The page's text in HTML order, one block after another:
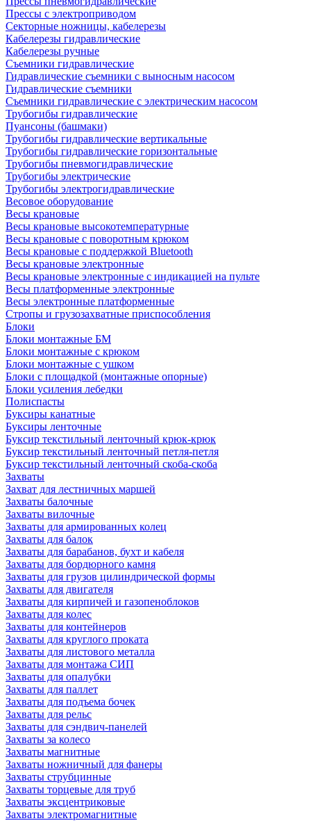
Прессы с электроприводом
Секторные ножницы, кабелерезы
Кабелерезы гидравлические
Кабелерезы ручные
Съемники гидравлические
Гидравлические cъемники с выносным насосом
Гидравлические съемники
Съемники гидравлические с электрическим насосом
Трубогибы гидравлические
Пуансоны (башмаки)
Трубогибы гидравлические вертикальные
Трубогибы гидравлические горизонтальные
Трубогибы пневмогидравлические
Трубогибы электрические
Трубогибы электрогидравлические
Весовое оборудование
Весы крановые
Весы крановые высокотемпературные
Весы крановые с поворотным крюком
Весы крановые с поддержкой Bluetooth
Весы крановые электронные
Весы крановые электронные с индикацией на пульте
Весы платформенные электронные
Весы электронные платформенные
Стропы и грузозахватные приспособления
Блоки
Блоки монтажные БМ
Блоки монтажные с крюком
Блоки монтажные с ушком
Блоки с площадкой (монтажные опорные)
Блоки усиления лебедки
Полиспасты
Буксиры канатные
Буксиры ленточные
Буксир текстильный ленточный крюк-крюк
Буксир текстильный ленточный петля-петля
Буксир текстильный ленточный скоба-скоба
Захваты
Захват для лестничных маршей
Захваты балочные
Захваты вилочные
Захваты для армированных колец
Захваты для балок
Захваты для барабанов, бухт и кабеля
Захваты для бордюрного камня
Захваты для грузов цилиндрической формы
Захваты для двигателя
Захваты для кирпичей и газопеноблоков
Захваты для колес
Захваты для контейнеров
Захваты для круглого проката
Захваты для листового металла
Захваты для монтажа СИП
Захваты для опалубки
Захваты для паллет
Захваты для подъема бочек
Захваты для рельс
Захваты для сэндвич-панелей
Захваты за колесо
Захваты магнитные
Захваты ножничный для фанеры
Захваты струбцинные
Захваты торцевые для труб
Захваты эксцентриковые
Захваты электромагнитные